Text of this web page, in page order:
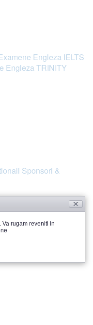
Engleza IELTS
Engleza TRINITY
Sponsori &
Va rugam reveniti in